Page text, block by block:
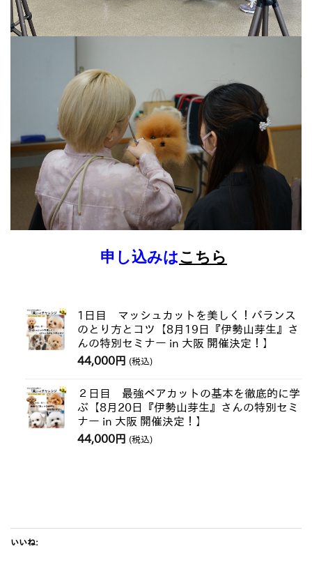
申し込みはこちら
1日目 マッシュカットを美しく！バランス
のとり方とコツ【8月19日『伊勢山芽生』さ
んの特別セミナー in 大阪 開催決定！】
44,000円 (税込)
２日目 最強ベアカットの基本を徹底的に学
ぶ【8月20日『伊勢山芽生』さんの特別セミ
ナー in 大阪 開催決定！】
44,000円 (税込)
いいね: